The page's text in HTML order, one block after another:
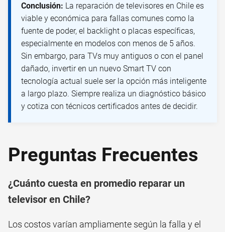
Conclusión: La reparación de televisores en Chile es
viable y económica para fallas comunes como la
fuente de poder, el backlight o placas específicas,
especialmente en modelos con menos de 5 años.
Sin embargo, para TVs muy antiguos o con el panel
dañado, invertir en un nuevo Smart TV con
tecnología actual suele ser la opción más inteligente
a largo plazo. Siempre realiza un diagnóstico básico
y cotiza con técnicos certificados antes de decidir.
Preguntas Frecuentes
¿Cuánto cuesta en promedio reparar un
televisor en Chile?
Los costos varían ampliamente según la falla y el